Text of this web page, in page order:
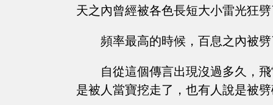
天之內曾經被各色長短大小雷光狂
頻率最高的時候，百息之內被
自從這個傳言出現沒過多久，
是被人當寶挖走了，也有人說是被